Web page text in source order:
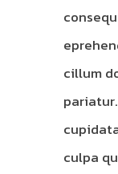
cillum
culpa